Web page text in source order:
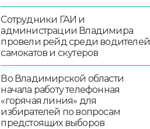
Сотрудники ГАИ и
администрации Владимира
провели рейд среди водителей
самокатов и скутеров
Во Владимирской области
начала работу телефонная
«горячая линия» для
избирателей по вопросам
предстоящих выборов